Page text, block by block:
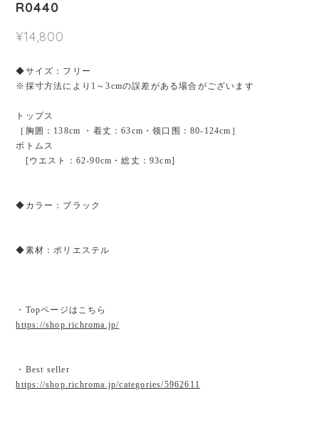
R0440
¥14,800
◆サイズ：フリー
※採寸方法により1～3cmの誤差がある場合がございます
トップス
［胸囲：138cm ・着丈：63cm・领口围：80-124cm］
ボトムス
[ウエスト：62-90cm・総丈：93cm]
◆カラー：ブラック
◆素材：ポリエステル
・Topページはこちら
https://shop.richroma.jp/
・Best seller
https://shop.richroma.jp/categories/5962611